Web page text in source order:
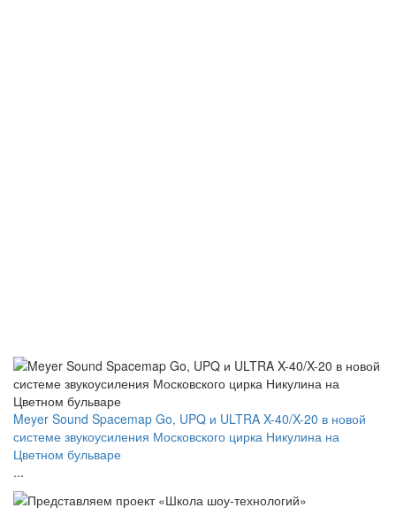
Meyer Sound Spacemap Go, UPQ и ULTRA X-40/X-20 в новой
системе звукоусиления Московского цирка Никулина на
Цветном бульваре
...